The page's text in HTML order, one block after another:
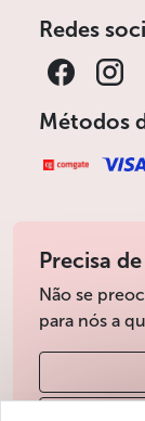
Redes
Métodos
Precisa
Não se
para nós a